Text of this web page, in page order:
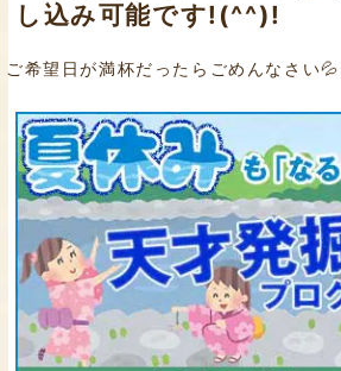
し込み可能です!(^^)!
ご希望日が満杯だったらごめんなさい💦